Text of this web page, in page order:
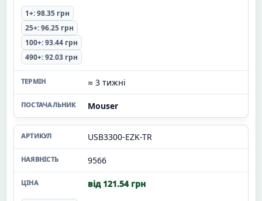
1+: 98.35 грн
25+: 96.25 грн
100+: 93.44 грн
490+: 92.03 грн
≈ 3 тижні
Mouser
USB3300-EZK-TR
9566
від 121.54 грн